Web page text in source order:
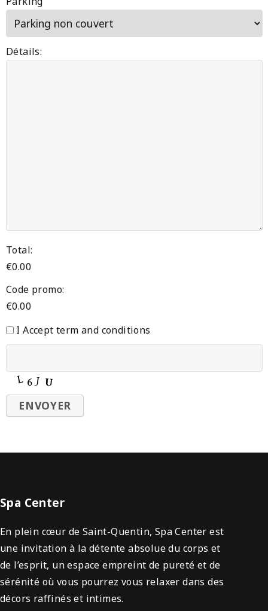
Détails:
Total:
€0.00
Code promo:
€0.00
I Accept term and conditions
Spa Center
En plein cœur de Saint-Quentin, Spa Center est
une invitation à la détente absolue du corps et
de l’esprit, un espace empreint de pureté et de
sérénité où vous pourrez vous relaxer dans des
décors raffinés et intimes.